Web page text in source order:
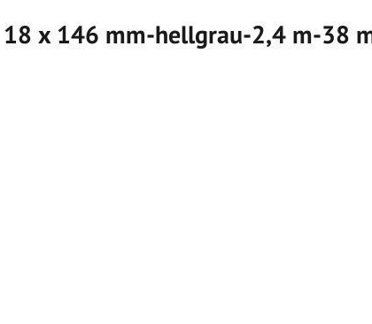
x 146 mm-hellgrau-2,4 m-38